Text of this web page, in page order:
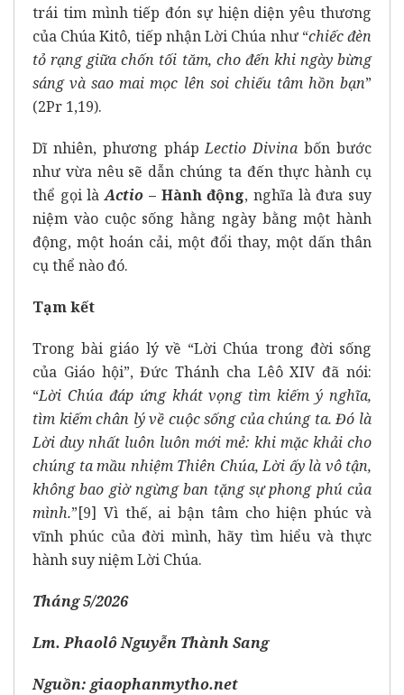
trái tim mình tiếp đón sự hiện diện yêu thương
của Chúa Kitô, tiếp nhận Lời Chúa như “chiếc đèn
tỏ rạng giữa chốn tối tăm, cho đến khi ngày bừng
sáng và sao mai mọc lên soi chiếu tâm hồn bạn”
(2Pr 1,19).
Dĩ nhiên, phương phápLectio Divina bốn bước
như vừa nêu sẽ dẫn chúng ta đến thực hành cụ
thể gọi làActio – Hành động, nghĩa là đưa suy
niệm vào cuộc sống hằng ngày bằng một hành
động, một hoán cải, một đổi thay, một dấn thân
cụ thể nào đó.
Tạm kết
Trong bài giáo lý về “Lời Chúa trong đời sống
của Giáo hội”, Đức Thánh cha Lêô XIV đã nói:
“Lời Chúa đáp ứng khát vọng tìm kiếm ý nghĩa,
tìm kiếm chân lý về cuộc sống của chúng ta. Đó là
Lời duy nhất luôn luôn mới mẻ: khi mặc khải cho
chúng ta mầu nhiệm Thiên Chúa, Lời ấy là vô tận,
không bao giờ ngừng ban tặng sự phong phú của
mình.”[9] Vì thế, ai bận tâm cho hiện phúc và
vĩnh phúc của đời mình, hãy tìm hiểu và thực
hành suy niệm Lời Chúa.
Tháng 5/2026
Lm. Phaolô Nguyễn Thành Sang
Nguồn: giaophanmytho.net